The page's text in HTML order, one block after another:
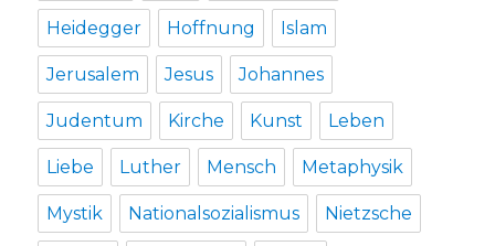
Heidegger Hoffnung Islam
Jerusalem Jesus Johannes
Judentum Kirche Kunst Leben
Liebe Luther Mensch Metaphysik
Mystik Nationalsozialismus Nietzsche